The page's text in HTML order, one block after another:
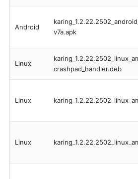
Android
v7a.apk
Linux
crashpad_handler.deb
Linux
Linux